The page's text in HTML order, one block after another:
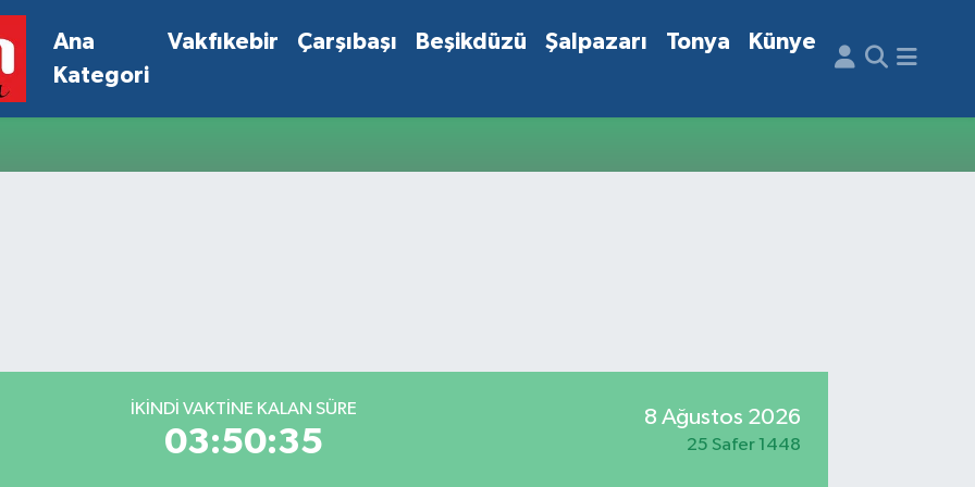
Ana
Kategori
Vakfıkebir Çarşıbaşı Beşikdüzü Şalpazarı Tonya Künye
İKINDI VAKTINE KALAN SÜRE
03:50:34
8 Ağustos 2026
25 Safer 1448